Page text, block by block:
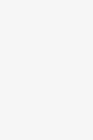
Les caractéristiques
connectivité complète
SD, facilitant le
une touche d’élégance,
En résumé, le DELL
qui recherchent un
pour le travail et le
d’une marque de renom